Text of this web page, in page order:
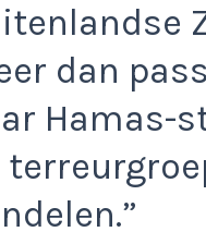
dan
Hamas-